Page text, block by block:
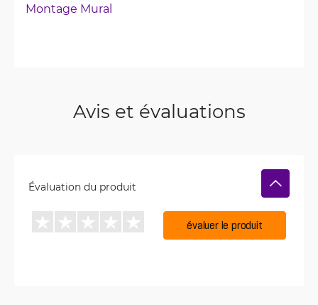
Montage Mural
Avis et évaluations
Évaluation du produit
évaluer le produit